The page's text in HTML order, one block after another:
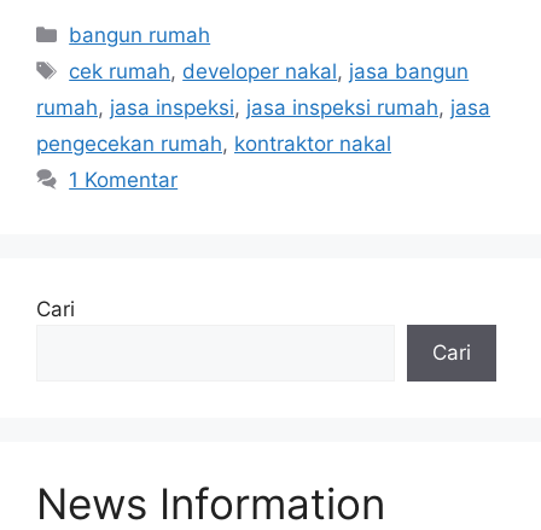
Kategori
bangun rumah
Tag
cek rumah, developer nakal, jasa bangun
rumah, jasa inspeksi, jasa inspeksi rumah, jasa
pengecekan rumah, kontraktor nakal
1 Komentar
Cari
Cari
News Information